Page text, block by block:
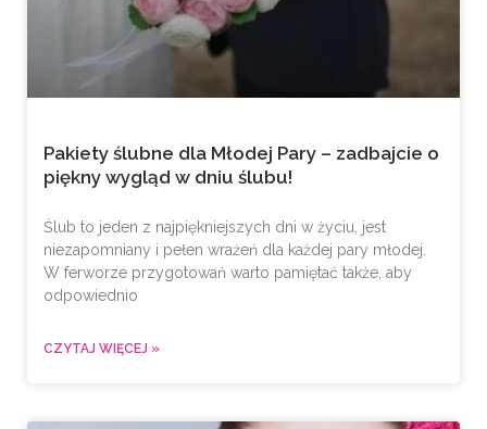
Pakiety ślubne dla Młodej Pary – zadbajcie o
piękny wygląd w dniu ślubu!
Ślub to jeden z najpiękniejszych dni w życiu, jest
niezapomniany i pełen wrażeń dla każdej pary młodej.
W ferworze przygotowań warto pamiętać także, aby
odpowiednio
CZYTAJ WIĘCEJ »